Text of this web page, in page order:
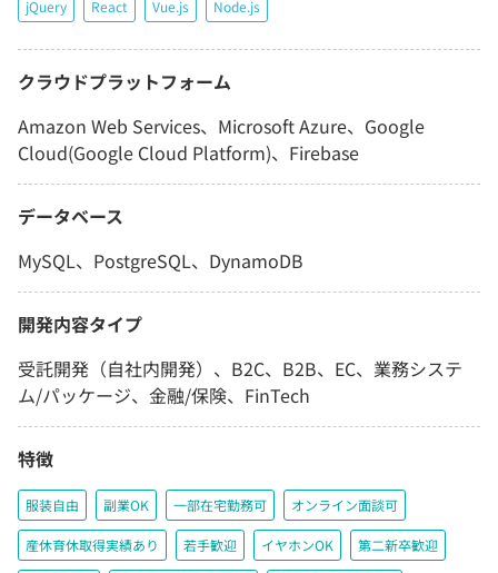
jQuery React Vue.js Node.js
クラウドプラットフォーム
Amazon Web Services、Microsoft Azure、Google
Cloud(Google Cloud Platform)、Firebase
データベース
MySQL、PostgreSQL、DynamoDB
開発内容タイプ
受託開発（自社内開発）、B2C、B2B、EC、業務システ
ム/パッケージ、金融/保険、FinTech
特徴
服装自由 副業OK 一部在宅勤務可 オンライン面談可
産休育休取得実績あり 若手歓迎 イヤホンOK 第二新卒歓迎